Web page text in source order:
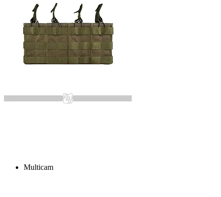
Multicam